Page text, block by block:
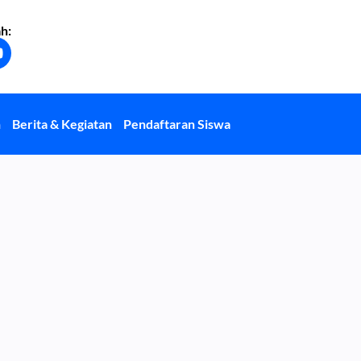
Berita & Kegiatan Pendaftaran Siswa